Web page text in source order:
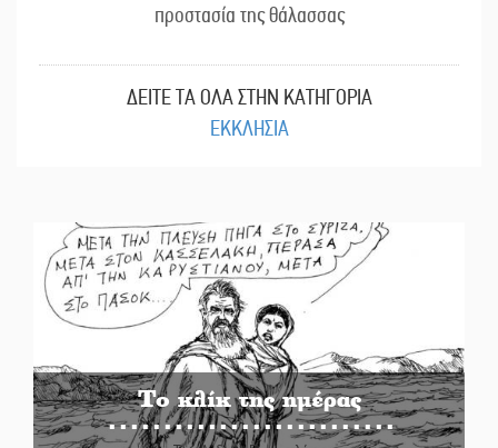
προστασία της θάλασσας
ΔΕΙΤΕ ΤΑ ΟΛΑ ΣΤΗΝ ΚΑΤΗΓΟΡΙΑ
ΕΚΚΛΗΣΙΑ
Το κλίκ της ημέρας